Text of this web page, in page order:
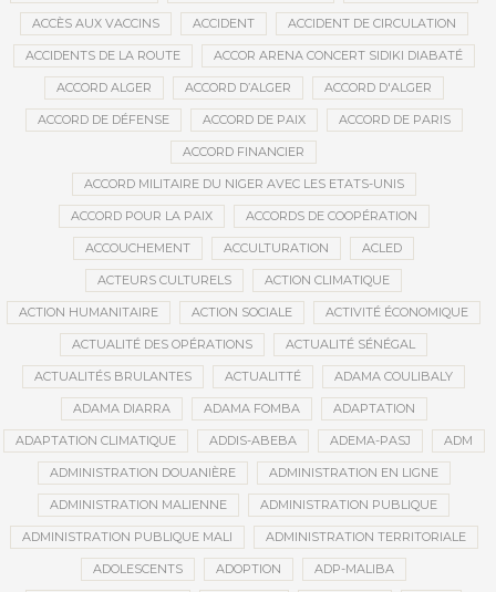
ACCÈS AUX VACCINS ACCIDENT ACCIDENT DE CIRCULATION
ACCIDENTS DE LA ROUTE ACCOR ARENA CONCERT SIDIKI DIABATÉ
ACCORD ALGER ACCORD D’ALGER ACCORD D'ALGER
ACCORD DE DÉFENSE ACCORD DE PAIX ACCORD DE PARIS
ACCORD FINANCIER
ACCORD MILITAIRE DU NIGER AVEC LES ETATS-UNIS
ACCORD POUR LA PAIX ACCORDS DE COOPÉRATION
ACCOUCHEMENT ACCULTURATION ACLED
ACTEURS CULTURELS ACTION CLIMATIQUE
ACTION HUMANITAIRE ACTION SOCIALE ACTIVITÉ ÉCONOMIQUE
ACTUALITÉ DES OPÉRATIONS ACTUALITÉ SÉNÉGAL
ACTUALITÉS BRULANTES ACTUALITTÉ ADAMA COULIBALY
ADAMA DIARRA ADAMA FOMBA ADAPTATION
ADAPTATION CLIMATIQUE ADDIS-ABEBA ADEMA-PASJ ADM
ADMINISTRATION DOUANIÈRE ADMINISTRATION EN LIGNE
ADMINISTRATION MALIENNE ADMINISTRATION PUBLIQUE
ADMINISTRATION PUBLIQUE MALI ADMINISTRATION TERRITORIALE
ADOLESCENTS ADOPTION ADP-MALIBA